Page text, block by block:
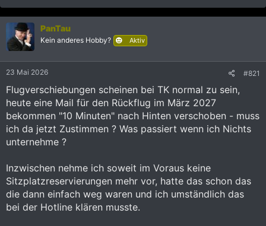
a
k
t
i
o
n
PanTau
Kein anderes Hobby? Aktiv
23 Mai 2026 #821
Flugverschiebungen scheinen bei TK normal zu sein,
heute eine Mail für den Rückflug im März 2027
bekommen "10 Minuten" nach Hinten verschoben - muss
ich da jetzt Zustimmen ? Was passiert wenn ich Nichts
unternehme ?
Inzwischen nehme ich soweit im Voraus keine
Sitzplatzreservierungen mehr vor, hatte das schon das
die dann einfach weg waren und ich umständlich das
bei der Hotline klären musste.